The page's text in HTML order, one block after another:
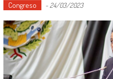
Congreso - 24/03/2023